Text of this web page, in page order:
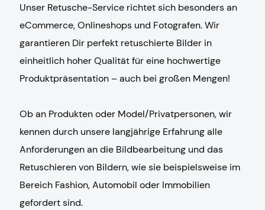
Unser Retusche-Service richtet sich besonders an
eCommerce, Onlineshops und Fotografen. Wir
garantieren Dir perfekt retuschierte Bilder in
einheitlich hoher Qualität für eine hochwertige
Produktpräsentation – auch bei großen Mengen!
Ob an Produkten oder Model/Privatpersonen, wir
kennen durch unsere langjährige Erfahrung alle
Anforderungen an die Bildbearbeitung und das
Retuschieren von Bildern, wie sie beispielsweise im
Bereich Fashion, Automobil oder Immobilien
gefordert sind.